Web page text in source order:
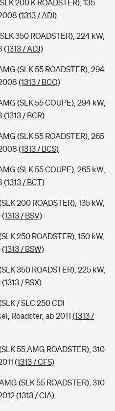
200 K ROADSTER), 135
(1313 / ADI)
350 ROADSTER), 224 kW,
(1313 / ADJ)
(SLK 55 ROADSTER), 294
(1313 / BCQ)
(SLK 55 COUPE), 294 kW,
(1313 / BCR)
(SLK 55 ROADSTER), 265
(1313 / BCS)
(SLK 55 COUPE), 265 kW,
(1313 / BCT)
200 ROADSTER), 135 kW,
(1313 / BSV)
250 ROADSTER), 150 kW,
(1313 / BSW)
350 ROADSTER), 225 kW,
(1313 / BSX)
/ SLC 250 CDI
Roadster, ab 2011 (1313 /
55 AMG ROADSTER), 310
(1313 / CFS)
(SLK 55 ROADSTER), 310
(1313 / CIA)